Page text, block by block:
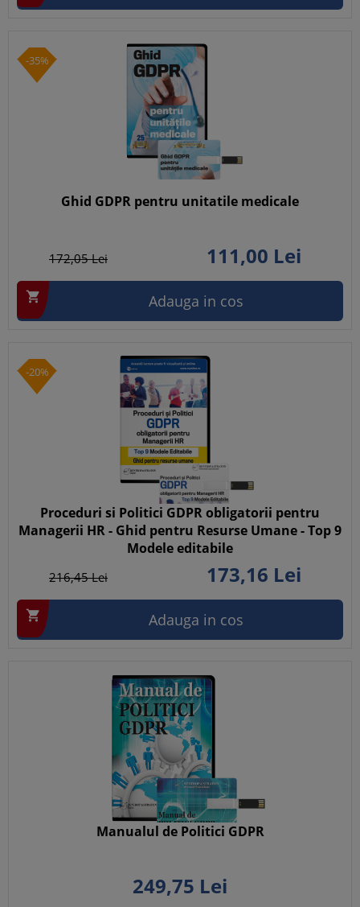
-35%
Ghid GDPR pentru unitatile medicale
172,05Lei 111,00 Lei
 Adauga in cos
-20%
Proceduri si Politici GDPR obligatorii pentru
Managerii HR - Ghid pentru Resurse Umane - Top 9
Modele editabile
216,45Lei 173,16 Lei
 Adauga in cos
Manualul de Politici GDPR
249,75 Lei